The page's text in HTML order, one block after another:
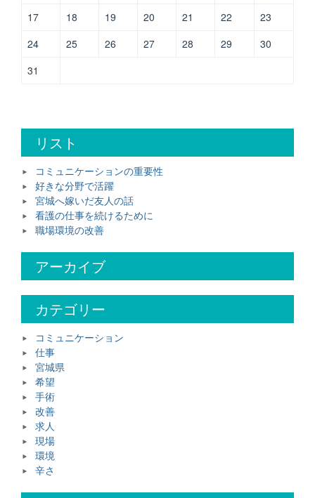
17
18 19 20 21 22
23
24
25 26 27 28 29
30
31
リスト
コミュニケーションの重要性
好きな分野で活躍
宮城へ嫁いだ友人の話
看護の仕事を続けるために
職場環境の改善
アーカイブ
カテゴリー
コミュニケーション
仕事
宮城県
希望
手術
改善
求人
現場
環境
辛さ